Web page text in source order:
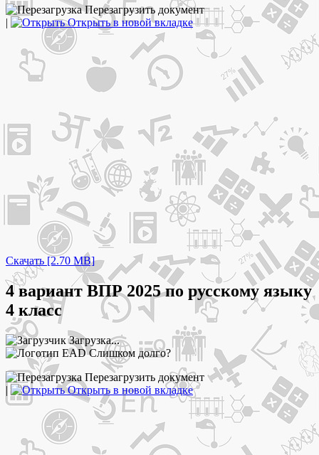
Перезагрузить документ
|
Открыть в новой вкладке
Скачать [2.70 MB]
4 вариант ВПР 2025 по русскому языку
4 класс
Загрузка...
Слишком долго?
Перезагрузить документ
|
Открыть в новой вкладке